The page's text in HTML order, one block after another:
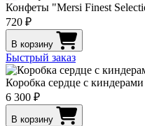
Конфеты "Mersi Finest
720 ₽
В корзину
Быстрый заказ
Коробка сердце с
6 300 ₽
В корзину